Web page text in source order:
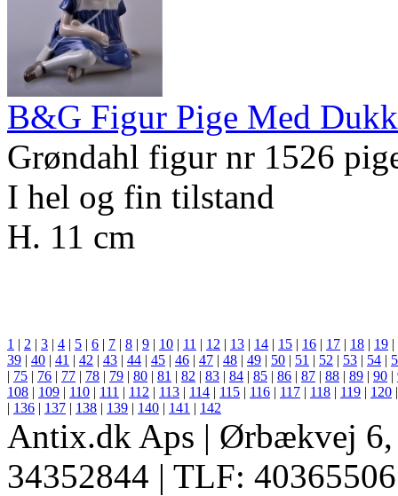
B&G Figur Pige Med
Grøndahl figur nr 1526
I hel og fin tilstand
H. 11 cm
1 | 2 | 3 | 4 | 5 | 6 | 7 | 8 | 9 | 10 | 11 | 12 | 13 | 14 | 15 | 16 | 17 | 18 | 19 |
39 | 40 | 41 | 42 | 43 | 44 | 45 | 46 | 47 | 48 | 49 | 50 | 51 | 52 | 53 | 54 |
| 75 | 76 | 77 | 78 | 79 | 80 | 81 | 82 | 83 | 84 | 85 | 86 | 87 | 88 | 89 | 90 |
108 | 109 | 110 | 111 | 112 | 113 | 114 | 115 | 116 | 117 | 118 | 119 | 120
| 136 | 137 | 138 | 139 | 140 | 141 | 142
Antix.dk Aps | Ørbækvej
34352844 | TLF: